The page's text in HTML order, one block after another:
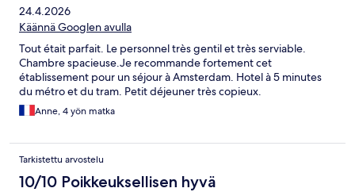
24.4.2026
Käännä Googlen avulla
Tout était parfait. Le personnel très gentil et très serviable.
Chambre spacieuse.Je recommande fortement cet
établissement pour un séjour à Amsterdam. Hotel à 5 minutes
du métro et du tram. Petit déjeuner très copieux.
Anne, 4 yön matka
Tarkistettu arvostelu
10/10 Poikkeuksellisen hyvä